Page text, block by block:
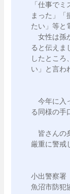
「仕事で
まった」「
たい」等と
女性は孫
ると伝えま
したところ
い」と言わ
今年に入
る同様の手
皆さんの
厳重に警戒
小出警察署